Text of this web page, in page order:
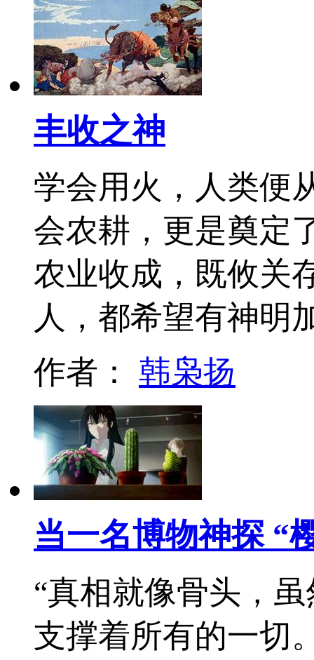
丰收之神
学会用火，人类便
会农耕，更是奠定
农业收成，既攸关
人，都希望有神
作者： 韩枭扬
当一名博物神探 “
“真相就像骨头，
支撑着所有的一切